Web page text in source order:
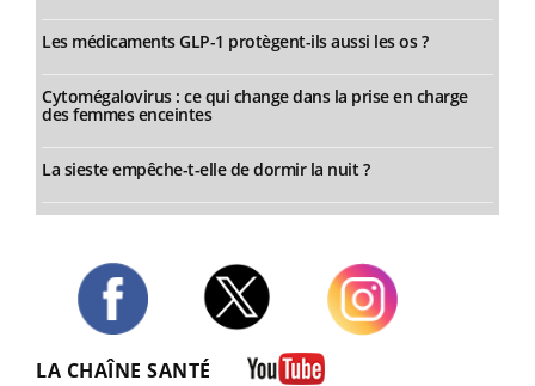
Les médicaments GLP-1 protègent-ils aussi les os ?
Cytomégalovirus : ce qui change dans la prise en charge
des femmes enceintes
La sieste empêche-t-elle de dormir la nuit ?
LA CHAÎNE SANTÉ